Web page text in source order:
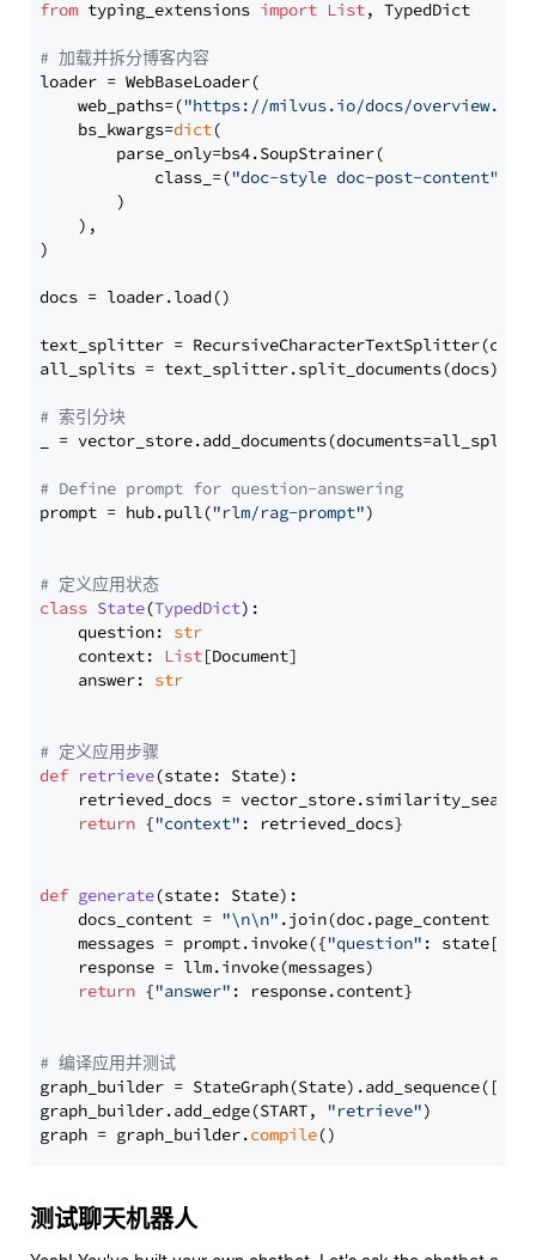
from typing_extensions import List, TypedDict
# 加载并拆分博客内容
loader = WebBaseLoader(
    web_paths=(
"https://milvus.io/docs/overview.md"
    bs_kwargs=
dict(
        parse_only=bs4.SoupStrainer(
            class_=(
"doc-style doc-post-content"
        )
    ),
)
docs = loader.load()
text_splitter =
all_splits = text_splitter.split_documents(docs)
# 索引分块
_ = vector_store.add_documents(documents=all_splits)
# Define prompt for question-answering
prompt = hub.pull("rlm/rag-prompt")
# 定义应用状态
class State(TypedDict):
    question:
str
    context:
List[Document]
    answer:
str
# 定义应用步骤
def retrieve(state: State):
retrieved_docs =
return {"context" : retrieved_docs}
def generate(state: State):
    docs_content =
"\n\n" .join(doc.page_content
    messages = prompt.invoke({
"question" : state[
    response = llm.invoke(messages)
return {"answer" : response.content}
# 编译应用并测试
graph_builder =
graph_builder.add_edge(START, "retrieve")
graph = graph_builder.compile
测试聊天机器人